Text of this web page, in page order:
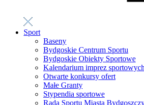
Sport
Baseny
Bydgoskie Centrum Sportu
Bydgoskie Obiekty Sportowe
Kalendarium imprez sportowych
Otwarte konkursy ofert
Małe Granty
Stypendia sportowe
Rada Sportu Miasta